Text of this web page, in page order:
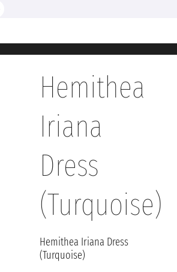
Hemithea
Iriana
Dress
(Turquoise)
Hemithea Iriana Dress
(Turquoise)